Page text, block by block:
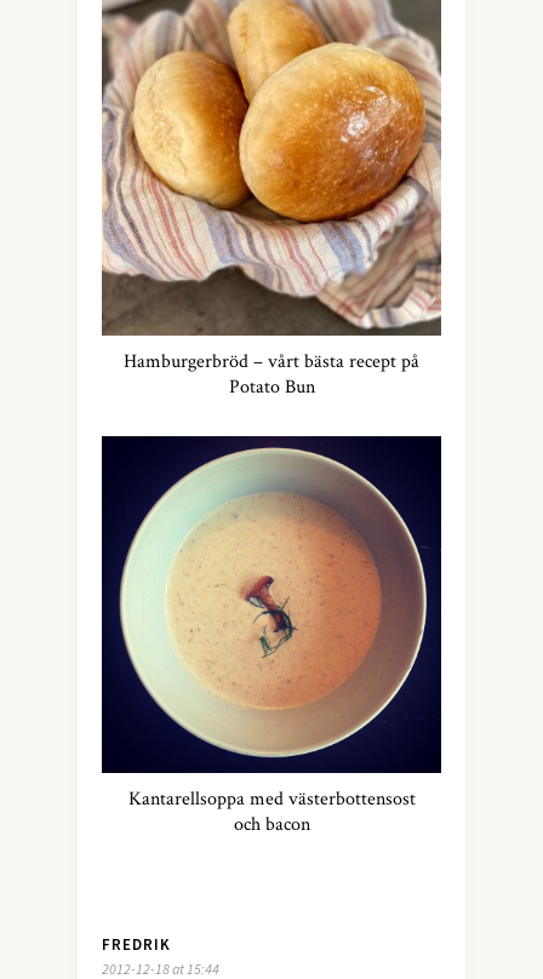
Hamburgerbröd – vårt bästa recept på
Potato Bun
Kantarellsoppa med västerbottensost
och bacon
FREDRIK
2012-12-18 at 15:44